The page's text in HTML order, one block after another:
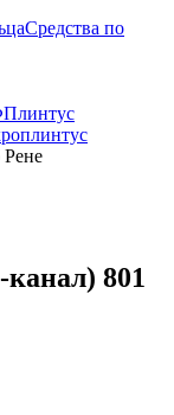
Средства по
Плинтус
Рене
801